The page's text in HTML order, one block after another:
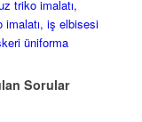
Sorular